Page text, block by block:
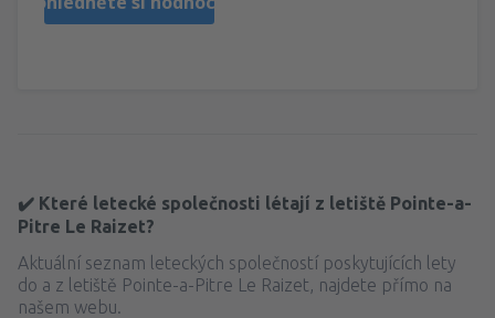
✔️ Které letecké společnosti létají z letiště Pointe-a-
Pitre Le Raizet?
Aktuální seznam leteckých společností poskytujících lety
do a z letiště Pointe-a-Pitre Le Raizet, najdete přímo na
našem webu.